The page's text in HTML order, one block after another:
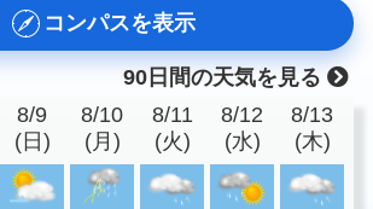
コンパスを表示
90日間の天気を見る
8/9
(日)
8/10
(月)
8/11
(火)
8/12
(水)
8/13
(木)